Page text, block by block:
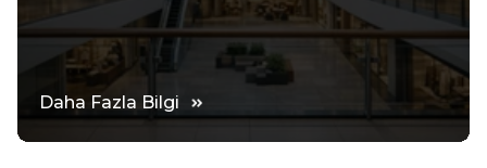
Daha Fazla Bilgi